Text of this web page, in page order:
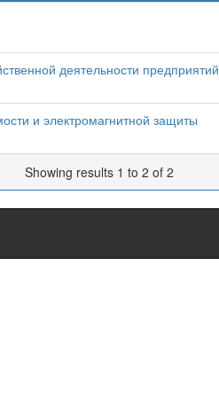
деятельности предприятий
и электромагнитной защиты
Showing results 1 to 2 of 2